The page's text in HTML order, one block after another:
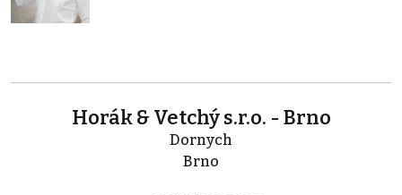
Horák & Vetchý s.r.o. - Brno
Dornych
Brno